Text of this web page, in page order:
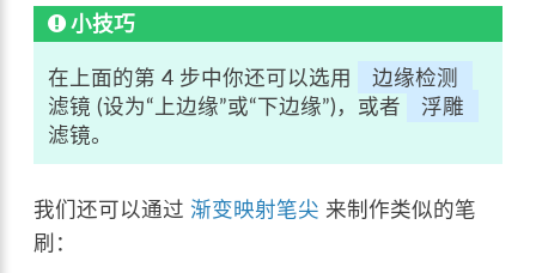
小技巧
在上面的第 4 步中你还可以选用
边缘检测
滤镜 (设为“上边缘”或“下边缘”)，或者
浮雕
滤镜。
我们还可以通过 渐变映射笔尖 来制作类似的笔
刷：